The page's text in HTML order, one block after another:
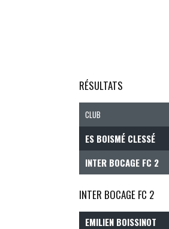
RÉSULTATS
CLUB
ES BOISMÉ CLESSÉ
INTER BOCAGE FC 2
INTER BOCAGE FC 2
EMILIEN BOISSINOT